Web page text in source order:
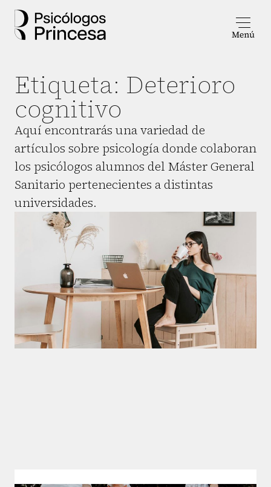
Etiqueta: Deterioro
cognitivo
Aquí encontrarás una variedad de
artículos sobre psicología donde colaboran
los psicólogos alumnos del Máster General
Sanitario pertenecientes a distintas
universidades.